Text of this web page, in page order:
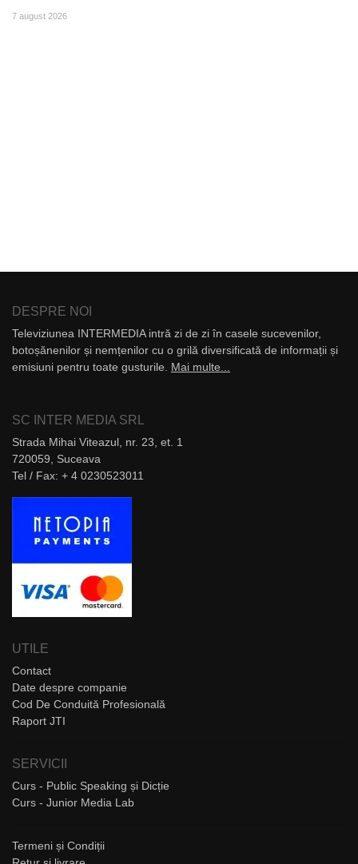
7 august 2026
DESPRE NOI
Televiziunea INTERMEDIA intră zi de zi în casele sucevenilor,
botoșănenilor și nemțenilor cu o grilă diversificată de informații și
emisiuni pentru toate gusturile. Mai multe...
SC INTER MEDIA SRL
Strada Mihai Viteazul, nr. 23, et. 1
720059, Suceava
Tel / Fax: + 4 0230523011
UTILE
Contact
Date despre companie
Cod De Conduită Profesională
Raport JTI
SERVICII
Curs - Public Speaking și Dicție
Curs - Junior Media Lab
Termeni și Condiții